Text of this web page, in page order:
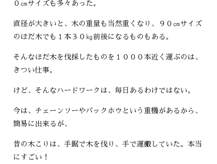
０㎝サイズも多々あった。
直径が大きいと、木の重量も当然重くなり、９０㎝サイズ
のほだ木でも１本３０㎏前後になるものもある。
そんなほだ木を伐採したものを１０００本近く運ぶのは、
きつい仕事。
けど、そんなハードワークは、毎日あるわけではない。
今は、チェーンソーやバックホウという重機があるから、
簡易に出来るが、
昔の木こりは、手鋸で木を伐り、手で運搬していた。本当
にすごい！